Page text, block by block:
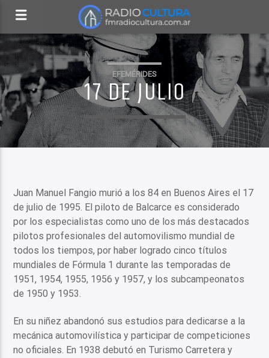
EFEMÉRIDES
17 DE JULIO
Juan Manuel Fangio murió a los 84 en Buenos Aires el 17
de julio de 1995. El piloto de Balcarce es considerado
por los especialistas como uno de los más destacados
pilotos profesionales del automovilismo mundial de
todos los tiempos, por haber logrado cinco títulos
mundiales de Fórmula 1 durante las temporadas de
1951, 1954, 1955, 1956 y 1957, y los subcampeonatos
de 1950 y 1953.
En su niñez abandonó sus estudios para dedicarse a la
mecánica automovilística y participar de competiciones
no oficiales. En 1938 debutó en Turismo Carretera y